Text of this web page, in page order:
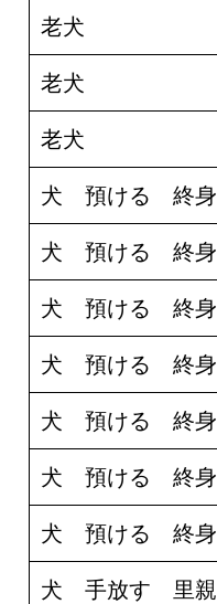
老犬
老犬
老犬
犬 預ける 終身
犬 預ける 終身
犬 預ける 終身
犬 預ける 終身
犬 預ける 終身
犬 預ける 終身
犬 預ける 終身
犬 手放す 里親